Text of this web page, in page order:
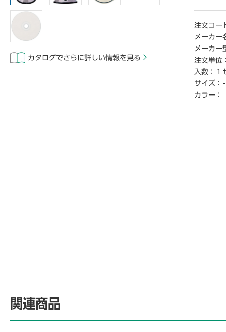
カタログでさらに詳しい情報を見る
● 生産国
● 規格
● 記憶
● 単位
【ご注意
※ディス
でくださ
注文コー
メーカー
メーカー
注文単位
入数：
１
サイズ： -
カラー：
関連商品